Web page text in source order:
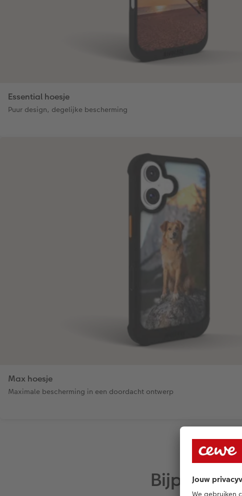
Essential hoesje
Puur design, degelijke bescherming
Max hoesje
Maximale bescherming in een doordacht ontwerp